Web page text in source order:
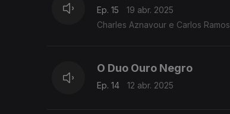
Ep. 15
19 abr. 2025
Charles Aznavour e Carlos Ramos
O Duo Ouro Negro
Ep. 14 12 abr. 2025